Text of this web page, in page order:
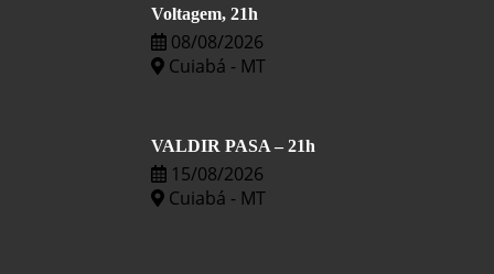
Voltagem, 21h
08/08/2026
Cuiabá - MT
VALDIR PASA – 21h
15/08/2026
Cuiabá - MT